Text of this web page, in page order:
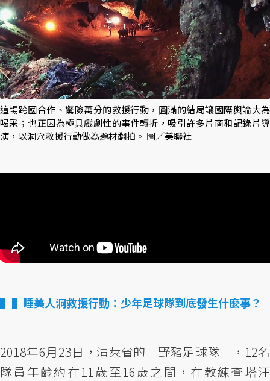
這場跨國合作、驚險萬分的救援行動，圓滿的結局讓國際輿論大為
喝采；也正因為極具戲劇性的事件轉折，吸引許多片商和記錄片導
演，以洞穴救援行動做為題材翻拍。 圖／美聯社
▌睡美人洞救援行動：少年足球隊到底發生什麼事？
2018年6月23日，清萊省的「野豬足球隊」，12名
隊員年齡約在11歲至16歲之間，在教練查塔汪